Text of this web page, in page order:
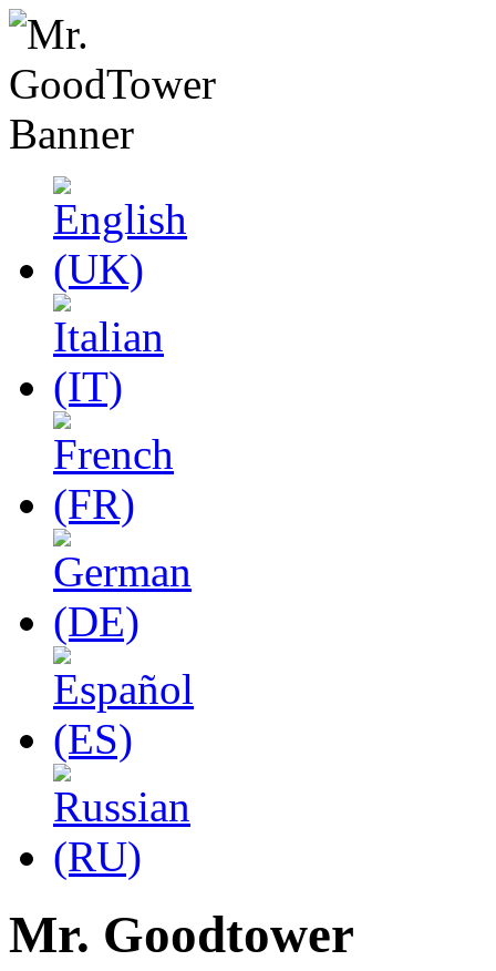
Mr. Goodtower